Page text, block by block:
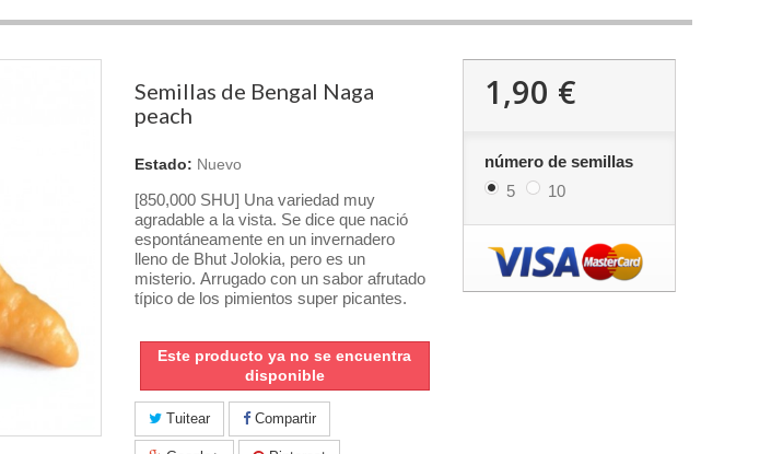
Semillas de Bengal Naga
peach
Estado: Nuevo
[850,000 SHU] Una variedad muy
agradable a la vista. Se dice que nació
espontáneamente en un invernadero
lleno de Bhut Jolokia, pero es un
misterio. Arrugado con un sabor afrutado
típico de los pimientos super picantes.
Este producto ya no se encuentra
disponible
Tuitear Compartir
1,90 €
número de semillas
5
10